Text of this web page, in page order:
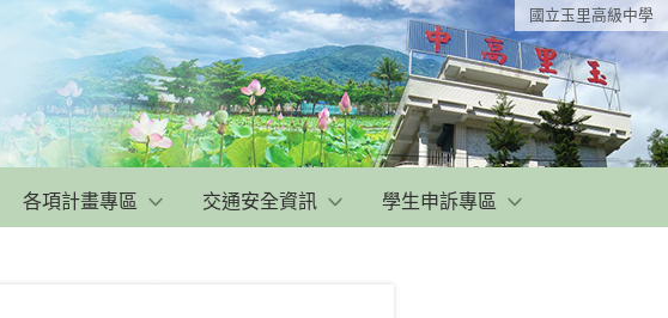
國立玉里高級中學
各項計畫專區 交通安全資訊 學生申訴專區